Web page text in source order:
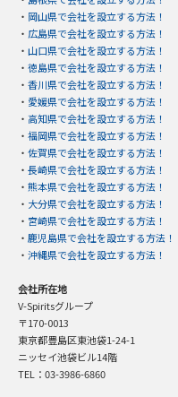
・ 岡山県で会社を設立する方法！
・ 広島県で会社を設立する方法！
・ 山口県で会社を設立する方法！
・ 徳島県で会社を設立する方法！
・ 香川県で会社を設立する方法！
・ 愛媛県で会社を設立する方法！
・ 高知県で会社を設立する方法！
・ 福岡県で会社を設立する方法！
・ 佐賀県で会社を設立する方法！
・ 長崎県で会社を設立する方法！
・ 熊本県で会社を設立する方法！
・ 大分県で会社を設立する方法！
・ 宮崎県で会社を設立する方法！
・ 鹿児島県で会社を設立する方法！
・ 沖縄県で会社を設立する方法！
会社所在地
V-Spiritsグループ
〒170-0013
東京都豊島区東池袋1-24-1
ニッセイ池袋ビル14階
TEL：03-3986-6860